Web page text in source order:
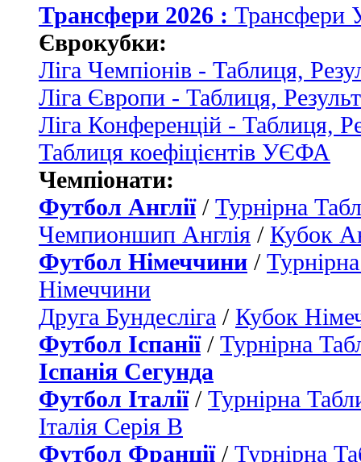
Трансфери 2026 : Трансфери
Єврокубки:
Ліга Чемпіонів - Таблиця,
Ліга Європи - Таблиця,
Ліга Конференцій - Таблиця,
Таблиця коефіцієнтів УЄФА
Чемпіонати:
Футбол Англії/ Турнірна
Чемпионшип Англія / Кубок
Футбол Німеччини /
Німеччини
Друга Бундесліга / Кубок
Футбол Іспанії/ Турнірна
Іспанія Сегунда
Футбол Італії/ Турнірна
Італія Серія B
Футбол Франції/ Турнірна